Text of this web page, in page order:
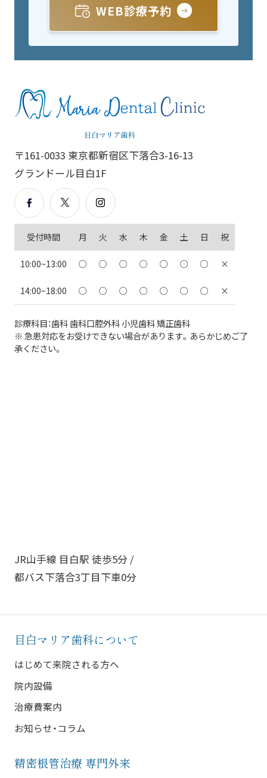
WEB診療予約
〒161-0033 東京都新宿区下落合3-16-13
グランドール目白1F
受付時間 月 火 水 木 金 土 日 祝
10:00~13:00 ○ ○ ○ ○ ○ ○ ○ ×
14:00~18:00 ○ ○ ○ ○ ○ ○ ○ ×
診療科目：歯科 歯科口腔外科 小児歯科 矯正歯科
※ 急患対応をお受けできない場合があります。あらかじめご了
承ください。
JR山手線 目白駅 徒歩5分 /
都バス下落合3丁目下車0分
目白マリア歯科について
はじめて来院される方へ
院内設備
治療費案内
お知らせ・コラム
精密根管治療 専門外来